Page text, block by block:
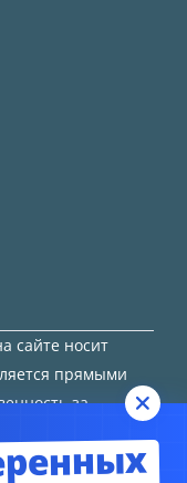
сайте носит
прямыми
за